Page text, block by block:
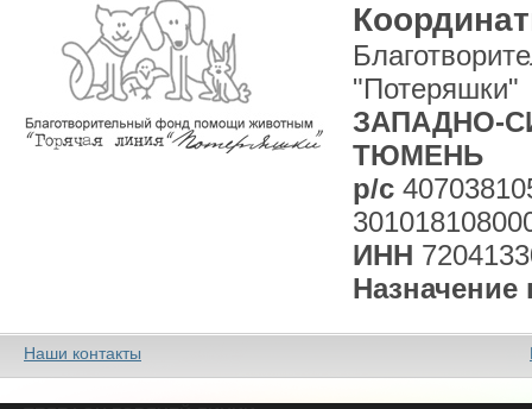
"Потеряшки"
ЗАПАДНО-
ТЮМЕНЬ
р/с
ИНН
Назначение
Наши контакты